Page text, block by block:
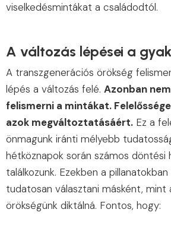
viselkedésmintákat a családodtól.
A változás lépései a
A transzgenerációs örökség
lépés a változás felé. Azonban
felismerni a mintákat.
azok megváltoztatásáért. Ez a
önmagunk iránti mélyebb
hétköznapok során számos döntési
találkozunk. Ezekben a
tudatosan választani másként, mint
örökségünk diktálná. Fontos, hogy: